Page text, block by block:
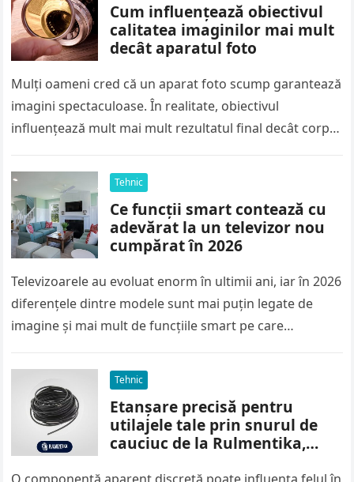
Cum influențează obiectivul
calitatea imaginilor mai mult
decât aparatul foto
Mulți oameni cred că un aparat foto scump garantează
imagini spectaculoase. În realitate, obiectivul
influențează mult mai mult rezultatul final decât corpul
Tehnic
Ce funcții smart contează cu
adevărat la un televizor nou
cumpărat în 2026
Televizoarele au evoluat enorm în ultimii ani, iar în 2026
diferențele dintre modele sunt mai puțin legate de
imagine și mai mult de funcțiile smart pe care…
Tehnic
Etanșare precisă pentru
utilajele tale prin snurul de
cauciuc de la Rulmentika,